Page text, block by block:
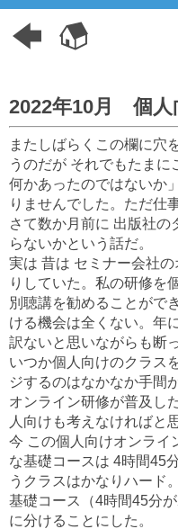
2022年10月 個人
またしばらくこの欄に穴
うのだが それでもたま
何かあったのではないか
りませんでした。ただ仕
さて数か月前に 出版社
らないかという話だ。
実は 昔は セミナー会社
りしていた。私の研修を
別聴講を勧めることがで
ける機会は全くない。年
訳ないと思いながらも断
いつか個人向けのクラス
ジするのはなかなか手間
オンライン研修が普及し
人向けも考えなければと
今 この個人向けオンライ
な基礎コースは 4時間45
うクラスはかなりハード
基礎コース（4時間45分
に分けることにした。